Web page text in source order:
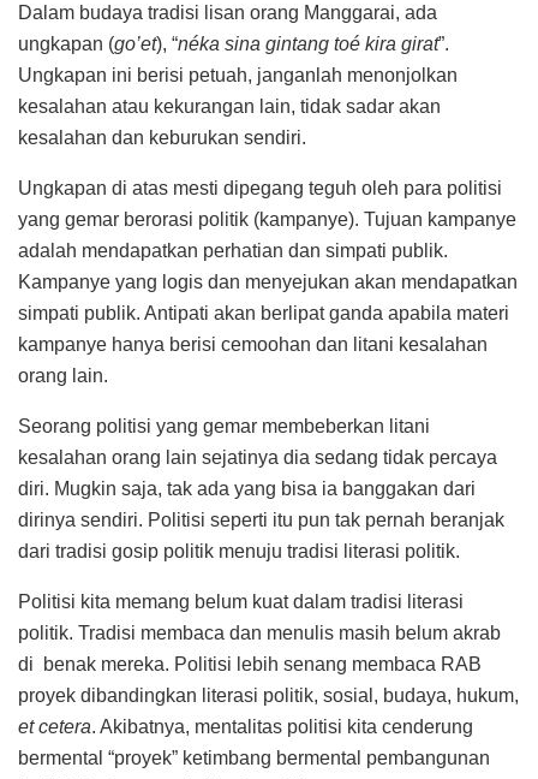
Dalam budaya tradisi lisan orang Manggarai, ada
ungkapan (go’et), “néka sina gintang toé kira girat”.
Ungkapan ini berisi petuah, janganlah menonjolkan
kesalahan atau kekurangan lain, tidak sadar akan
kesalahan dan keburukan sendiri.
Ungkapan di atas mesti dipegang teguh oleh para politisi
yang gemar berorasi politik (kampanye). Tujuan kampanye
adalah mendapatkan perhatian dan simpati publik.
Kampanye yang logis dan menyejukan akan mendapatkan
simpati publik. Antipati akan berlipat ganda apabila materi
kampanye hanya berisi cemoohan dan litani kesalahan
orang lain.
Seorang politisi yang gemar membeberkan litani
kesalahan orang lain sejatinya dia sedang tidak percaya
diri. Mugkin saja, tak ada yang bisa ia banggakan dari
dirinya sendiri. Politisi seperti itu pun tak pernah beranjak
dari tradisi gosip politik menuju tradisi literasi politik.
Politisi kita memang belum kuat dalam tradisi literasi
politik. Tradisi membaca dan menulis masih belum akrab
di benak mereka. Politisi lebih senang membaca RAB
proyek dibandingkan literasi politik, sosial, budaya, hukum,
et cetera. Akibatnya, mentalitas politisi kita cenderung
bermental “proyek” ketimbang bermental pembangunan